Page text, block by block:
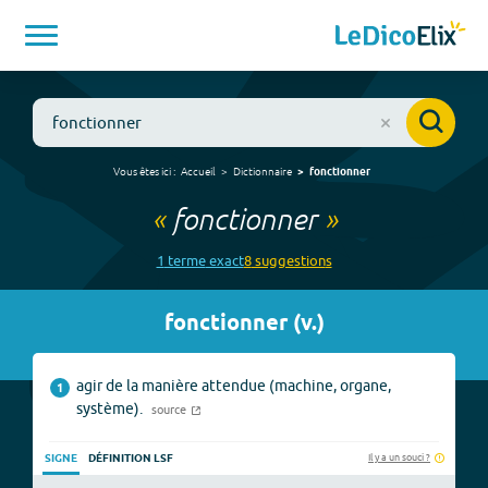
Vous êtes ici : Accueil Dictionnaire fonctionner
« fonctionner»
1 termeexact8suggestions
fonctionner(v.)
1
agir de la manière attendue (machine, organe,
système).
source
SIGNE DÉFINITION LSF Il y a un souci ?